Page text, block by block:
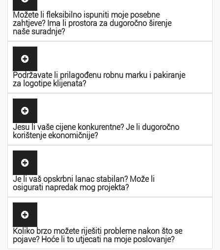
Možete li fleksibilno ispuniti moje posebne
zahtjeve? Ima li prostora za dugoročno širenje
naše suradnje?
Podržavate li prilagođenu robnu marku i pakiranje
za logotipe klijenata?
Jesu li vaše cijene konkurentne? Je li dugoročno
korištenje ekonomičnije?
Je li vaš opskrbni lanac stabilan? Može li
osigurati napredak mog projekta?
Koliko brzo možete riješiti probleme nakon što se
pojave? Hoće li to utjecati na moje poslovanje?